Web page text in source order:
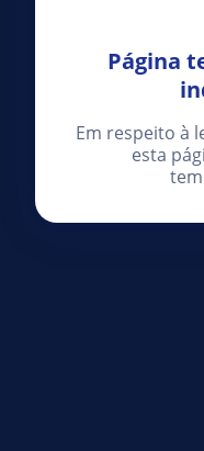
Página
Em respeito à
esta